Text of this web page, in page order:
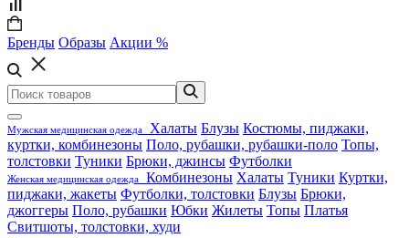
Бренды Образы Акции %
Мужская медицинская одежда Халаты Блузы Костюмы, пиджаки,
куртки, комбинезоны Поло, рубашки, рубашки-поло Топы,
толстовки Туники Брюки, джинсы Футболки
Женская медицинская одежда Комбинезоны Халаты Туники Куртки,
пиджаки, жакеты Футболки, толстовки Блузы Брюки,
джоггеры Поло, рубашки Юбки Жилеты Топы Платья
Свитшоты, толстовки, худи